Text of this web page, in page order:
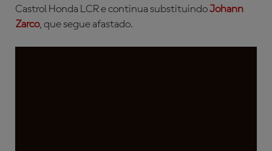
Castrol Honda LCR e continua substituindoJohann
Zarco, que segue afastado.